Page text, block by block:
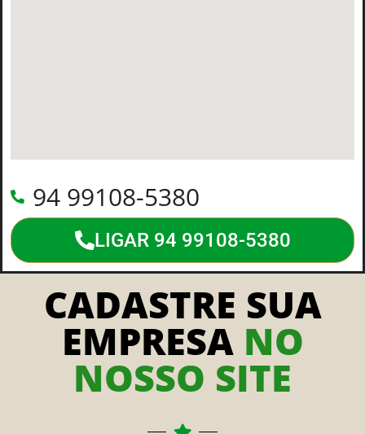
94 99108-5380
LIGAR 94 99108-5380
CADASTRE SUA
EMPRESA NO
NOSSO SITE